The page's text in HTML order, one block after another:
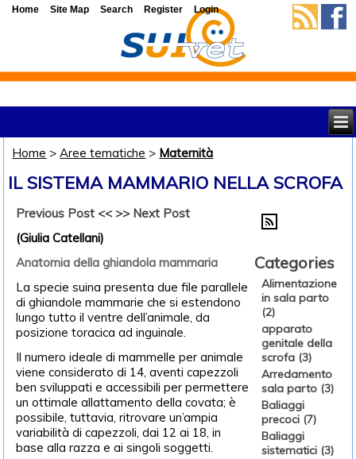
Home >Aree tematiche > Maternità
IL SISTEMA MAMMARIO NELLA SCROFA
Previous Post << >> Next Post
(Giulia Catellani)
Anatomia della ghiandola mammaria
La specie suina presenta due file parallele
di ghiandole mammarie che si estendono
lungo tutto il ventre dell’animale, da
posizione toracica ad inguinale.
Il numero ideale di mammelle per animale
viene considerato di 14, aventi capezzoli
ben sviluppati e accessibili per permettere
un ottimale allattamento della covata; è
possibile, tuttavia, ritrovare un’ampia
variabilità di capezzoli, dai 12 ai 18, in
base alla razza e ai singoli soggetti.
Categories
Alimentazione
in sala parto
(2)
apparato
genitale della
scrofa (3)
Arredamento
sala parto (3)
Baliaggi
precoci (7)
Baliaggi
sistematici (3)
Home Site Map Search Register Login